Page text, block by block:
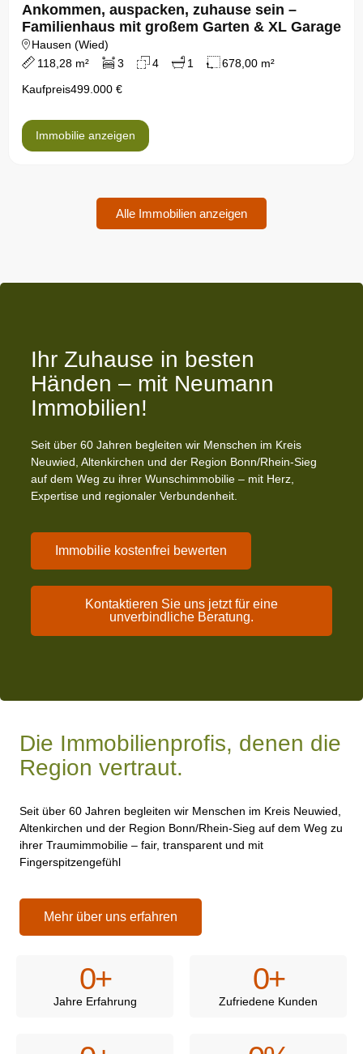
Ankommen, auspacken, zuhause sein –
Familienhaus mit großem Garten & XL Garage
Hausen (Wied)
118,28 m²
3 4 1 678,00 m²
Kaufpreis499.000 €
Immobilie anzeigen
Alle Immobilien anzeigen
Ihr Zuhause in besten
Händen – mit Neumann
Immobilien!
Seit über 60 Jahren begleiten wir Menschen im Kreis
Neuwied, Altenkirchen und der Region Bonn/Rhein-Sieg
auf dem Weg zu ihrer Wunschimmobilie – mit Herz,
Expertise und regionaler Verbundenheit.
Immobilie kostenfrei bewerten
Kontaktieren Sie uns jetzt für eine
unverbindliche Beratung.
Die Immobilienprofis, denen die
Region vertraut.
Seit über 60 Jahren begleiten wir Menschen im Kreis Neuwied,
Altenkirchen und der Region Bonn/Rhein-Sieg auf dem Weg zu
ihrer Traumimmobilie – fair, transparent und mit
Fingerspitzengefühl
Mehr über uns erfahren
Jahre Erfahrung
0+
Zufriedene Kunden
0+